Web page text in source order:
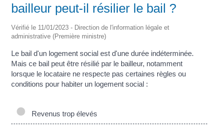
bailleur peut-il résilier le bail ?
Vérifié le 11/01/2023 - Direction de l'information légale et
administrative (Première ministre)
Le bail d'un logement social est d'une durée indéterminée.
Mais ce bail peut être résilié par le bailleur, notamment
lorsque le locataire ne respecte pas certaines règles ou
conditions pour habiter un logement social :
Revenus trop élevés